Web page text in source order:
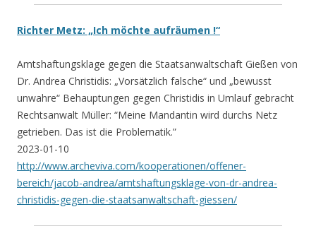
Richter Metz: „Ich möchte aufräumen !“
Amtshaftungsklage gegen die Staatsanwaltschaft Gießen von
Dr. Andrea Christidis: „Vorsätzlich falsche“ und „bewusst
unwahre“ Behauptungen gegen Christidis in Umlauf gebracht
Rechtsanwalt Müller: “Meine Mandantin wird durchs Netz
getrieben. Das ist die Problematik.”
2023-01-10
http://www.archeviva.com/kooperationen/offener-
bereich/jacob-andrea/amtshaftungsklage-von-dr-andrea-
christidis-gegen-die-staatsanwaltschaft-giessen/